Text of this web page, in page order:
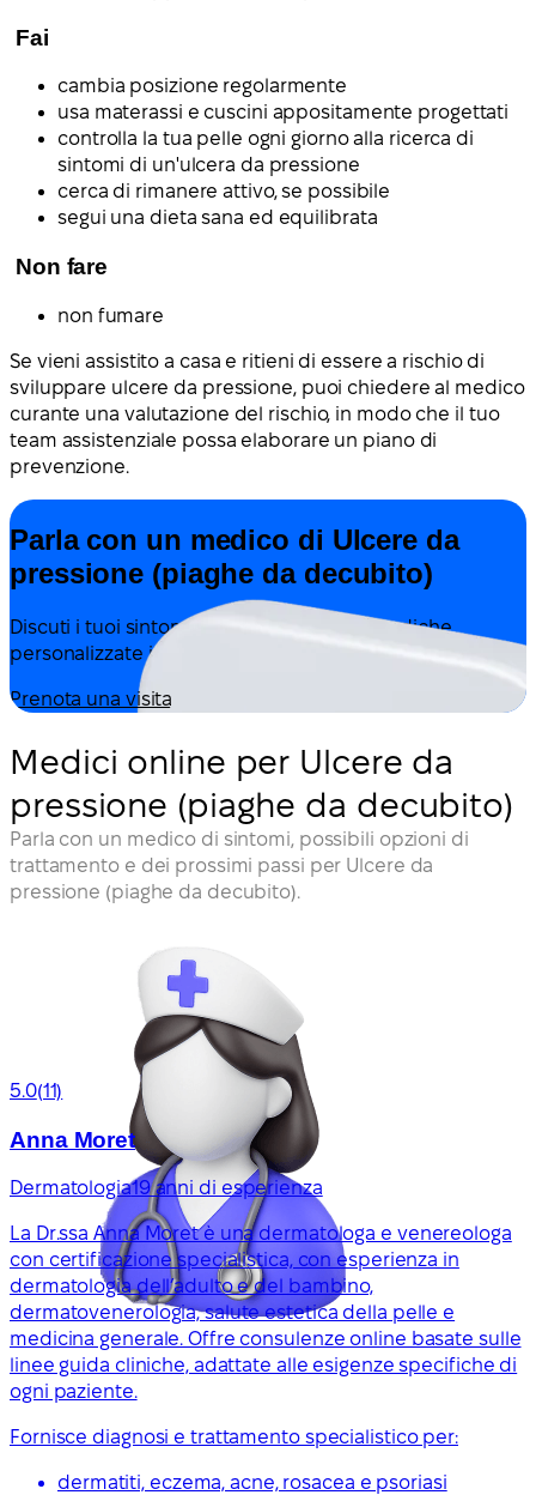
Fai
cambia posizione regolarmente
usa materassi e cuscini appositamente progettati
controlla la tua pelle ogni giorno alla ricerca di
sintomi di un'ulcera da pressione
cerca di rimanere attivo, se possibile
segui una dieta sana ed equilibrata
Non fare
non fumare
Se vieni assistito a casa e ritieni di essere a rischio di
sviluppare ulcere da pressione, puoi chiedere al medico
curante una valutazione del rischio, in modo che il tuo
team assistenziale possa elaborare un piano di
prevenzione.
Parla con un medico di Ulcere da
pressione (piaghe da decubito)
Discuti i tuoi sintomi e ricevi indicazioni mediche
personalizzate in base alla tua situazione — tutto online.
Prenota una visita
Medici online per Ulcere da
pressione (piaghe da decubito)
Parla con un medico di sintomi, possibili opzioni di
trattamento e dei prossimi passi per Ulcere da
pressione (piaghe da decubito).
5.0(11)
Anna Moret
Dermatologia19 anni di esperienza
La Dr.ssa Anna Moret è una dermatologa e venereologa
con certificazione specialistica, con esperienza in
dermatologia dell’adulto e del bambino,
dermatovenerologia, salute estetica della pelle e
medicina generale. Offre consulenze online basate sulle
linee guida cliniche, adattate alle esigenze specifiche di
ogni paziente.
Fornisce diagnosi e trattamento specialistico per:
dermatiti, eczema, acne, rosacea e psoriasi